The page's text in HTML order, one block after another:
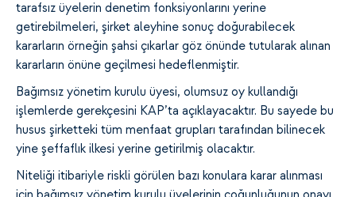
tarafsız üyelerin denetim fonksiyonlarını yerine
getirebilmeleri, şirket aleyhine sonuç doğurabilecek
kararların örneğin şahsi çıkarlar göz önünde tutularak alınan
kararların önüne geçilmesi hedeflenmiştir.
Bağımsız yönetim kurulu üyesi, olumsuz oy kullandığı
işlemlerde gerekçesini KAP’ta açıklayacaktır. Bu sayede bu
husus şirketteki tüm menfaat grupları tarafından bilinecek
yine şeffaflık ilkesi yerine getirilmiş olacaktır.
Niteliği itibariyle riskli görülen bazı konulara karar alınması